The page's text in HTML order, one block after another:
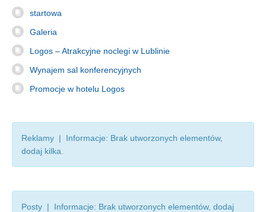
startowa
Galeria
Logos – Atrakcyjne noclegi w Lublinie
Wynajem sal konferencyjnych
Promocje w hotelu Logos
Reklamy | Informacje: Brak utworzonych elementów,
dodaj kilka.
Posty | Informacje: Brak utworzonych elementów, dodaj